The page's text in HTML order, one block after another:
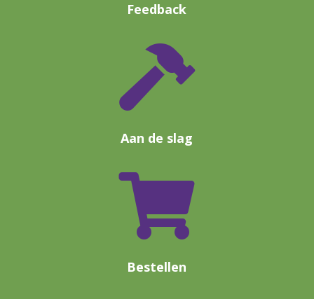
Feedback

Aan de slag

Bestellen